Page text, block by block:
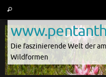
springen
Suchen
Die faszinierende Welt der
Wildformen